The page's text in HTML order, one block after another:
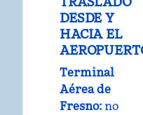
DESDE Y
HACIA EL
Terminal
Aérea de
Fresno: no